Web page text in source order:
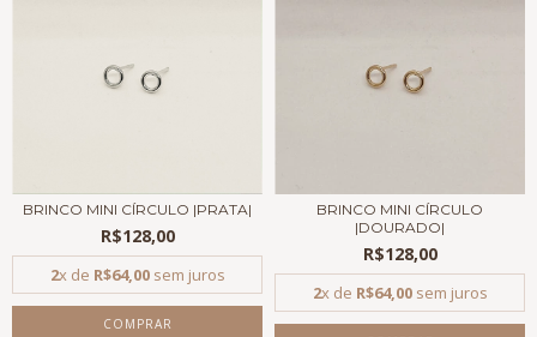
BRINCO MINI CÍRCULO |PRATA|
R$128,00
2x de R$64,00sem juros
BRINCO MINI CÍRCULO
|DOURADO|
R$128,00
2x de R$64,00sem juros